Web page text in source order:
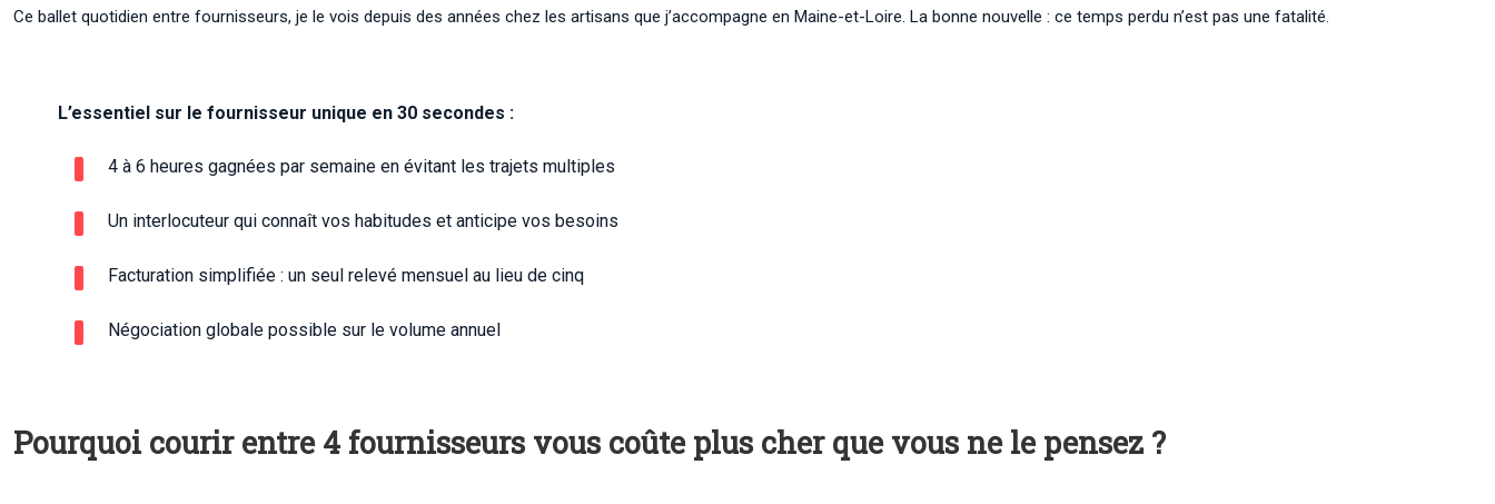
Ce ballet quotidien entre fournisseurs, je le vois depuis des années chez les artisans que j’accompagne en Maine-et-Loire. La bonne nouvelle : ce temps perdu n’est pas une fatalité.
L’essentiel sur le fournisseur unique en 30 secondes :
4 à 6 heures gagnées par semaine en évitant les trajets multiples
Un interlocuteur qui connaît vos habitudes et anticipe vos besoins
Facturation simplifiée : un seul relevé mensuel au lieu de cinq
Négociation globale possible sur le volume annuel
Pourquoi courir entre 4 fournisseurs vous coûte plus cher que vous ne le pensez ?